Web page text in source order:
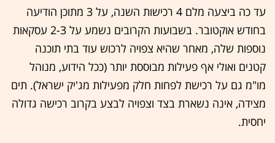
עד כה ביצעה מלם 4 רכישות השנה, על 3 מתוכן הודיעה
בחודש אוקטובר. בשבועות הקרובים נשמע על 2-3 עסקאות
נוספות שלה, מאחר שהיא צפויה לרכוש עוד בתי תוכנה
קטנים ואולי אף פעילות מבוססת יותר (ככל הידוע, מנוהל
מו"מ גם על רכישת לפחות חלק מפעילות מג'יק ישראל). תים
מצידה, אינה נשארת בצד וצפויה לבצע בקרוב רכישה גדולה
יחסית.